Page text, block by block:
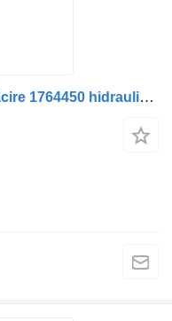
Motor Hidraulic Ventilator de Răcire 1764450 hidraulični motor za Scania – Cod: 470937/ kamiona